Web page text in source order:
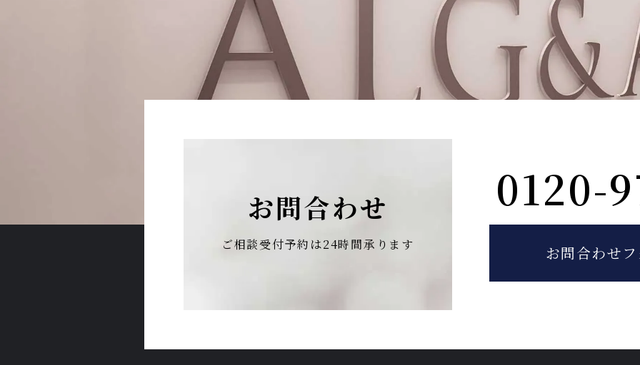
お問合わせ
ご相談受付予約は24時間承ります
0120-
お問合わせ